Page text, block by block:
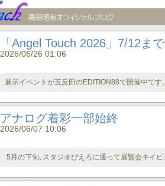
「Angel Touch 2026」7/12ま
2026/06/26 01:06
展示イベントが五反田のEDITION88で開催中で
アナログ着彩一部始終
2026/06/07 10:06
5月の下旬､スタジオぴえろに通って展覧会キイ